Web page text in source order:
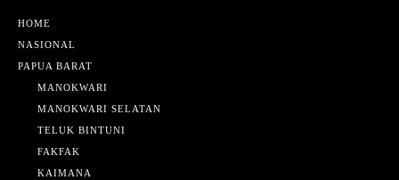
HOME
NASIONAL
PAPUA BARAT
MANOKWARI
MANOKWARI SELATAN
TELUK BINTUNI
FAKFAK
KAIMANA